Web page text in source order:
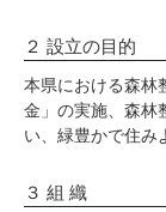
２ 設立の目的
本県における森林
金」の実施、森林
い、緑豊かで住み
３ 組 織